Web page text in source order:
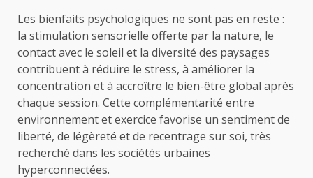
Les bienfaits psychologiques ne sont pas en reste :
la stimulation sensorielle offerte par la nature, le
contact avec le soleil et la diversité des paysages
contribuent à réduire le stress, à améliorer la
concentration et à accroître le bien-être global après
chaque session. Cette complémentarité entre
environnement et exercice favorise un sentiment de
liberté, de légèreté et de recentrage sur soi, très
recherché dans les sociétés urbaines
hyperconnectées.